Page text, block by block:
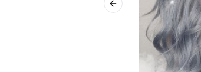
Previous slide